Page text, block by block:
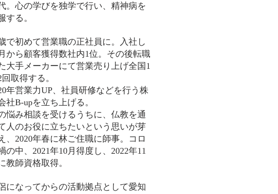
。心の学びを独学で行い、精神病を
する。
で初めて営業職の正社員に。入社し
から顧客獲得数社内1位。その後転職
大手メーカーにて営業売り上げ全国1
取得する。
年営業力UP、社員研修などを行う株
社B-upを立ち上げる。
悩み相談を受けるうちに、仏教を通
人のお役に立ちたいという思いが芽
、2020年春に林ご住職に師事。コロ
の中、2021年10月得度し、2022年11
教師資格取得。
になってからの活動拠点として愛知